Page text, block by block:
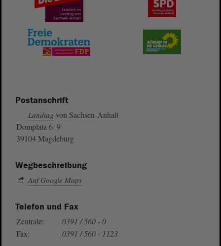
Postanschrift
Landtag von Sachsen-Anhalt
Domplatz 6–9
39104 Magdeburg
Wegbeschreibung
Auf Google Maps
Telefon und Fax
Zentrale:
0391 / 560 - 0
Fax:
0391 / 560 - 1123